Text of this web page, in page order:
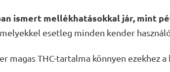
ismert mellékhatásokkal jár, mint
esetleg minden kender
magas THC-tartalma könnyen ezekhez